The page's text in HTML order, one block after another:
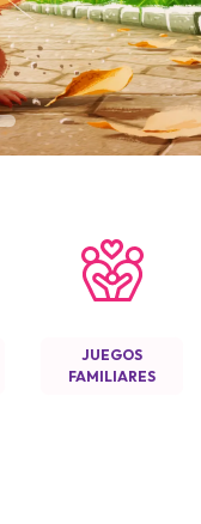
JUEGOS
FAMILIARES